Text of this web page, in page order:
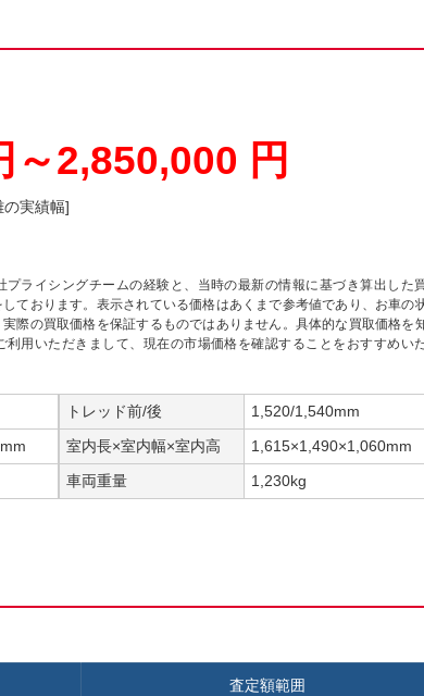
～2,850,000 円
実績幅]
プライシングチームの経験と、当時の最新の情報に基づき算出した
ております。表示されている価格はあくまで参考値であり、お車の
際の買取価格を保証するものではありません。具体的な買取価格を
利用いただきまして、現在の市場価格を確認することをおすすめい
トレッド前/後
1,520/1,540mm
室内長×室内幅×室内高
1,615×1,490×1,060mm
車両重量
1,230kg
査定額範囲